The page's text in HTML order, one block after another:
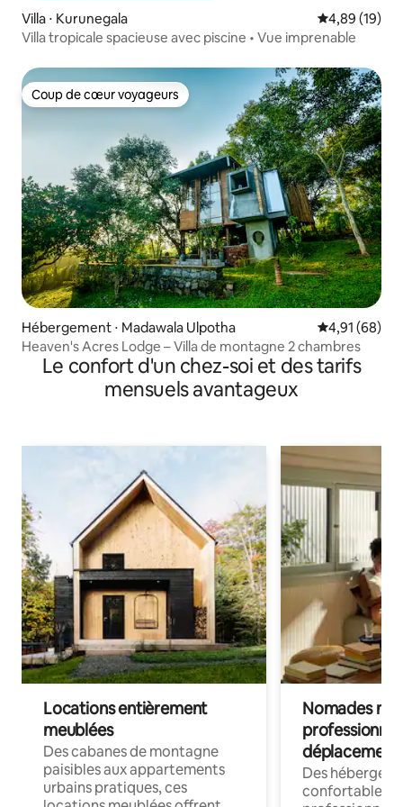
Villa ⋅ Kurunegala Évaluation
4,89 (19)
Villa tropicale spacieuse avec piscine • Vue imprenable
Coup de cœur voyageurs
Coup de cœur voyageurs
Hébergement ⋅ Madawala Ulpotha Évaluation
4,91 (68)
Heaven's Acres Lodge – Villa de montagne 2 chambres
Le confort d'un chez-soi et des tarifs
mensuels avantageux
Locations entièrement
meublées
Des cabanes de montagne
paisibles aux appartements
urbains pratiques, ces
Nomades
déplacement
Des
confortables